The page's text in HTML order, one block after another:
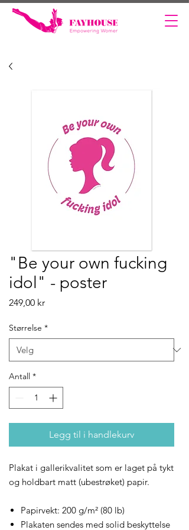
"Be your own fucking
idol" - poster
249,00 krPris
Størrelse *
Antall *
Legg til i handlekurv
Plakat i gallerikvalitet som er laget på tykt
og holdbart matt (ubestrøket) papir.
Papirvekt: 200 g/m² (80 lb)
Plakaten sendes med solid beskyttelse